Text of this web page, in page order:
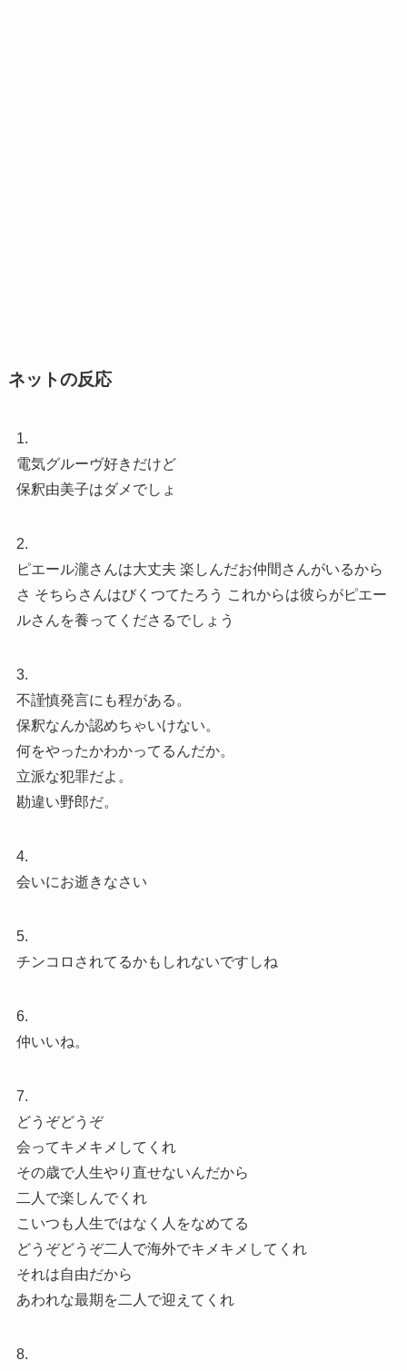
ネットの反応
1.
電気グルーヴ好きだけど
保釈由美子はダメでしょ
2.
ピエール瀧さんは大丈夫 楽しんだお仲間さんがいるから
さ そちらさんはびくつてたろう これからは彼らがピエー
ルさんを養ってくださるでしょう
3.
不謹慎発言にも程がある。
保釈なんか認めちゃいけない。
何をやったかわかってるんだか。
立派な犯罪だよ。
勘違い野郎だ。
4.
会いにお逝きなさい
5.
チンコロされてるかもしれないですしね
6.
仲いいね。
7.
どうぞどうぞ
会ってキメキメしてくれ
その歳で人生やり直せないんだから
二人で楽しんでくれ
こいつも人生ではなく人をなめてる
どうぞどうぞ二人で海外でキメキメしてくれ
それは自由だから
あわれな最期を二人で迎えてくれ
8.